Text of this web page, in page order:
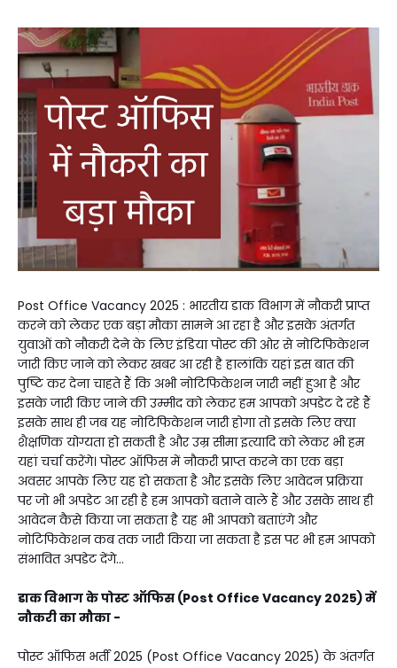
Post Office Vacancy 2025 : भारतीय डाक विभाग में नौकरी प्राप्त
करने को लेकर एक बड़ा मौका सामने आ रहा है और इसके अंतर्गत
युवाओं को नौकरी देने के लिए इंडिया पोस्ट की ओर से नोटिफिकेशन
जारी किए जाने को लेकर खबर आ रही है हालांकि यहां इस बात की
पुष्टि कर देना चाहते हैं कि अभी नोटिफिकेशन जारी नहीं हुआ है और
इसके जारी किए जाने की उम्मीद को लेकर हम आपको अपडेट दे रहे हैं
इसके साथ ही जब यह नोटिफिकेशन जारी होगा तो इसके लिए क्या
शैक्षणिक योग्यता हो सकती है और उम्र सीमा इत्यादि को लेकर भी हम
यहां चर्चा करेंगे। पोस्ट ऑफिस में नौकरी प्राप्त करने का एक बड़ा
अवसर आपके लिए यह हो सकता है और इसके लिए आवेदन प्रक्रिया
पर जो भी अपडेट आ रही है हम आपको बताने वाले हैं और उसके साथ ही
आवेदन कैसे किया जा सकता है यह भी आपको बताएंगे और
नोटिफिकेशन कब तक जारी किया जा सकता है इस पर भी हम आपको
संभावित अपडेट देंगे...
डाक विभाग के पोस्ट ऑफिस (Post Office Vacancy 2025) में
नौकरी का मौका -
पोस्ट ऑफिस भर्ती 2025 (Post Office Vacancy 2025) के अंतर्गत